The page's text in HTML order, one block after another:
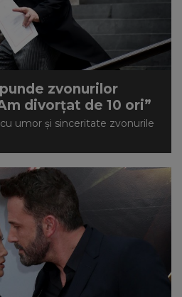
zvonurilor
divorțat de 10 ori”
umor și sinceritate zvonurile